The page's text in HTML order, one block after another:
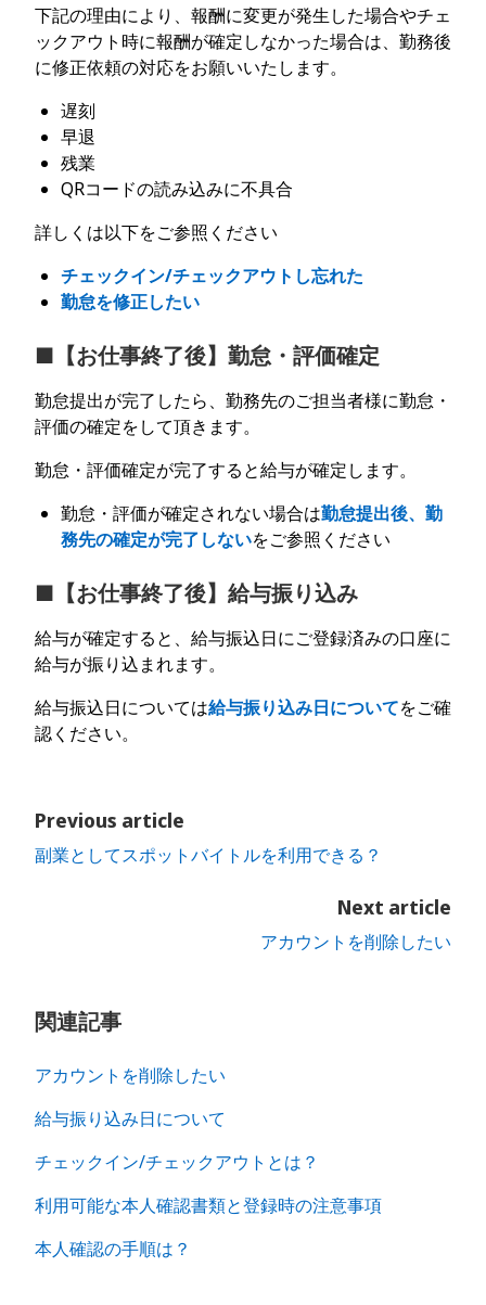
下記の理由により、報酬に変更が発生した場合やチェ
ックアウト時に報酬が確定しなかった場合は、勤務後
に修正依頼の対応をお願いいたします。
遅刻
早退
残業
QRコードの読み込みに不具合
詳しくは以下をご参照ください
チェックイン/チェックアウトし忘れた
勤怠を修正したい
■【お仕事終了後】勤怠・評価確定
勤怠提出が完了したら、勤務先のご担当者様に勤怠・
評価の確定をして頂きます。
勤怠・評価確定が完了すると給与が確定します。
勤怠・評価が確定されない場合は勤怠提出後、勤
務先の確定が完了しないをご参照ください
■【お仕事終了後】給与振り込み
給与が確定すると、給与振込日にご登録済みの口座に
給与が振り込まれます。
給与振込日については給与振り込み日についてをご確
認ください。
Previous article
副業としてスポットバイトルを利用できる？
Next article
アカウントを削除したい
関連記事
アカウントを削除したい
給与振り込み日について
チェックイン/チェックアウトとは？
利用可能な本人確認書類と登録時の注意事項
本人確認の手順は？